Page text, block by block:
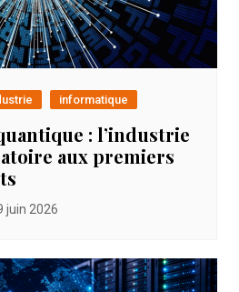
informatique
: l’industrie
aux premiers
juin 2026